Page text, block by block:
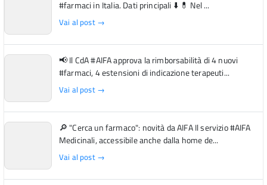
#farmaci in Italia. Dati principali ⬇️ 💊 Nel ...
Vai al post →
📢 Il CdA #AIFA approva la rimborsabilità di 4 nuovi
#farmaci, 4 estensioni di indicazione terapeuti...
Vai al post →
🔎 "Cerca un farmaco": novità da AIFA Il servizio #AIFA
Medicinali, accessibile anche dalla home de...
Vai al post →